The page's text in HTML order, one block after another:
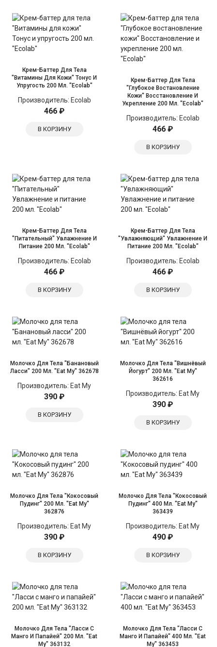
Крем-Баттер Для Тела
"Витамины Для Кожи" Тонус И
Упругость 200 Мл. "Ecolab"
Производитель: Ecolab
466 ₽
В КОРЗИНУ
Крем-Баттер Для Тела
"Глубокое Востановление
Кожи" Восстановление И
Укрепление 200 Мл. "Ecolab"
Производитель: Ecolab
466 ₽
В КОРЗИНУ
Крем-Баттер Для Тела
"Питательный" Увлажнение И
Питание 200 Мл. "Ecolab"
Производитель: Ecolab
466 ₽
В КОРЗИНУ
Крем-Баттер Для Тела
"Увлажняющий" Увлажнение И
Питание 200 Мл. "Ecolab"
Производитель: Ecolab
466 ₽
В КОРЗИНУ
Молочко Для Тела "Банановый
Ласси" 200 Мл. "Eat My" 362678
Производитель: Eat My
390 ₽
В КОРЗИНУ
Молочко Для Тела "Вишнёвый
Йогурт" 200 Мл. "Eat My"
362616
Производитель: Eat My
390 ₽
В КОРЗИНУ
Молочко Для Тела "Кокосовый
Пудинг" 200 Мл. "Eat My"
362876
Производитель: Eat My
390 ₽
В КОРЗИНУ
Молочко Для Тела "Кокосовый
Пудинг" 400 Мл. "Eat My"
363439
Производитель: Eat My
490 ₽
В КОРЗИНУ
Молочко Для Тела "Ласси С
Манго И Папайей" 200 Мл. "Eat
My" 363132
Молочко Для Тела "Ласси С
Манго И Папайей" 400 Мл. "Eat
My" 363453